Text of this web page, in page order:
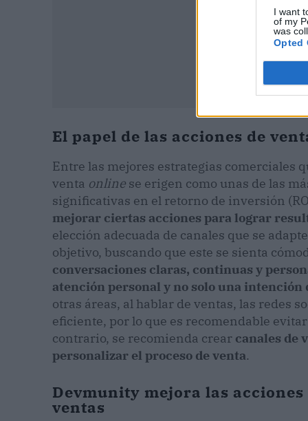
I want
of my
was
Opted
El papel de las acciones de
Entre las mejores estrategias comerciales
venta online se erigen como unas de las
significativas en el retorno de inversión
mejorar ciertas acciones para lograr
elección adecuada de canales que se
objetivo, buscando que este se sienta
conversaciones claras, continuas y
atención personal y no solo una intención
otras áreas, al hablar de ventas, las redes
eficiente, por lo que es recomendable
contrario, se recomienda crear canales de
personalizar el proceso de venta.
Devmunity mejora las
ventas